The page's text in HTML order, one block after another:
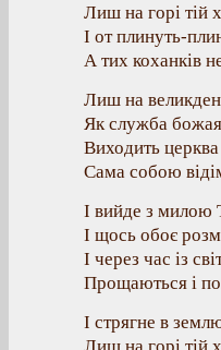
Лиш на горі тій
І от плинуть-
А тих коханків
Лиш на
Як служба божая
Виходить
Сама собою
І вийде з милою
І щось обоє
І через час із
Прощаються і
І стрягне в